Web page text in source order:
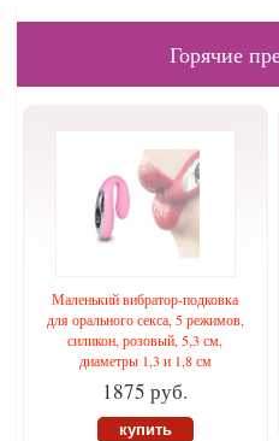
Горячие
Маленький вибратор-подковка
для орального секса, 5 режимов,
силикон, розовый, 5,3 см,
диаметры 1,3 и 1,8 см
1875 руб.
купить